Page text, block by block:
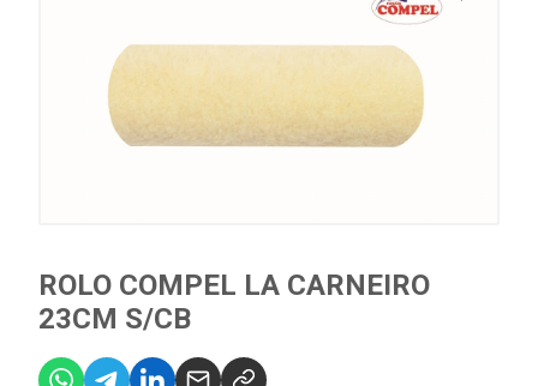
ROLO COMPEL LA CARNEIRO
23CM S/CB